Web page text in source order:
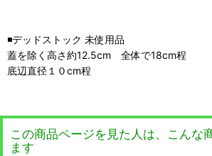
◾️デッドストック 未使用品
蓋を除く高さ約12.5cm 全体で18cm程
底辺直径１０cm程
この商品ページを見た人は、こんな
ます